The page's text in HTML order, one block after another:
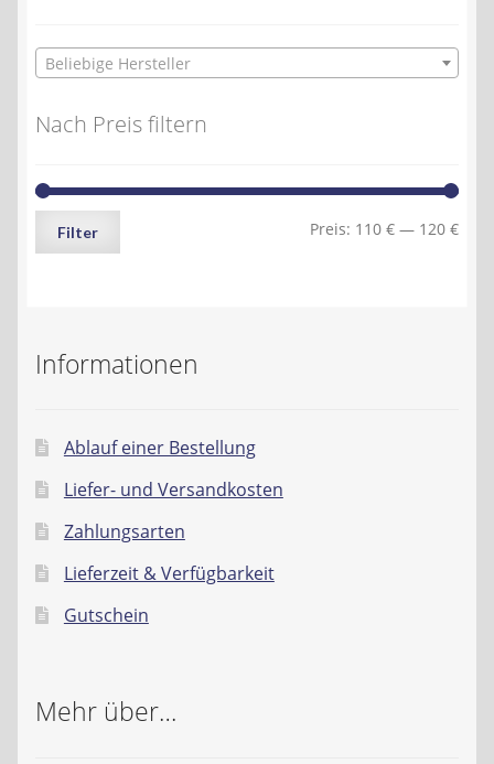
Beliebige Hersteller
Nach Preis filtern
Min.
Max.
Filter Preis: 110 € — 120 €
Informationen
Ablauf einer Bestellung
Liefer- und Versandkosten
Zahlungsarten
Lieferzeit & Verfügbarkeit
Gutschein
Mehr über…